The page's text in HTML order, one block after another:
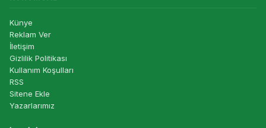
Künye
Reklam Ver
İletişim
Gizlilik Politikası
Kullanım Koşulları
RSS
Sitene Ekle
Yazarlarımız